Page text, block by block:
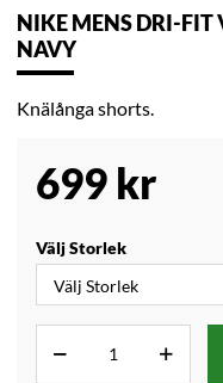
NIKE MENS DRI-FIT
NAVY
Knälånga shorts.
699 kr
Välj Storlek